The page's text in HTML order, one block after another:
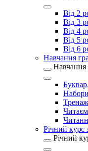
Від 2
Від 3
Від 4
Від 5
Від 6
Навчання
Навчання
Річний курс
Річний